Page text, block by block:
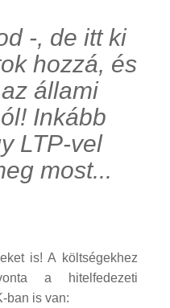
-, de itt ki
hozzá, és
állami
Inkább
LTP-vel
most...
is! A költségekhez
a hitelfedezeti
ban is van: